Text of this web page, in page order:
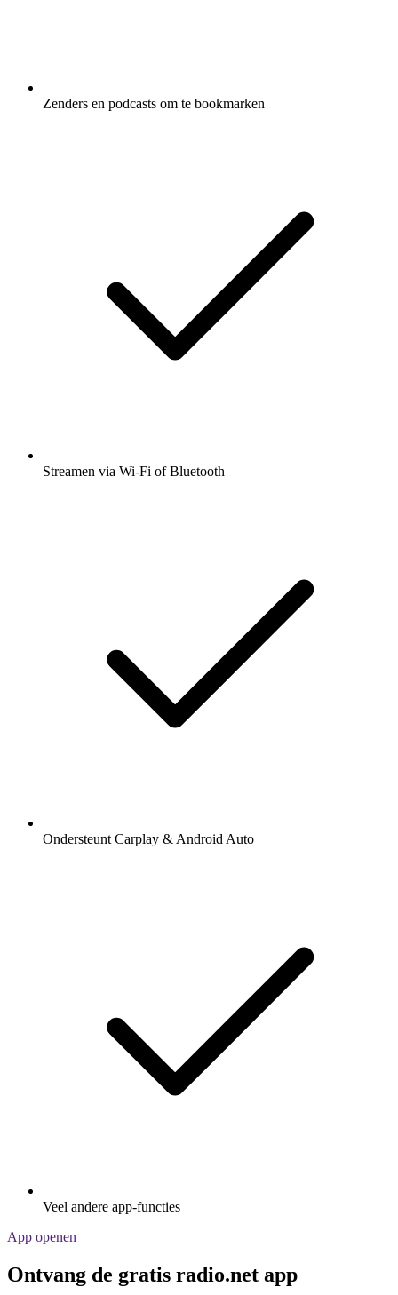
Zenders en podcasts om te bookmarken
Streamen via Wi-Fi of Bluetooth
Ondersteunt Carplay & Android Auto
Veel andere app-functies
App openen
Ontvang de gratis radio.net app